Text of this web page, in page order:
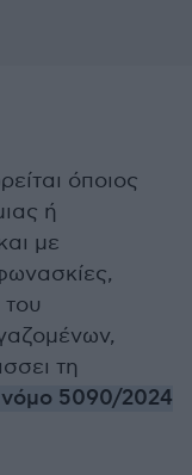
όποιος
ή
με
τη
5090/2024